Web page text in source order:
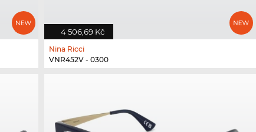
4 506,69 Kč
Nina Ricci
VNR452V - 0300